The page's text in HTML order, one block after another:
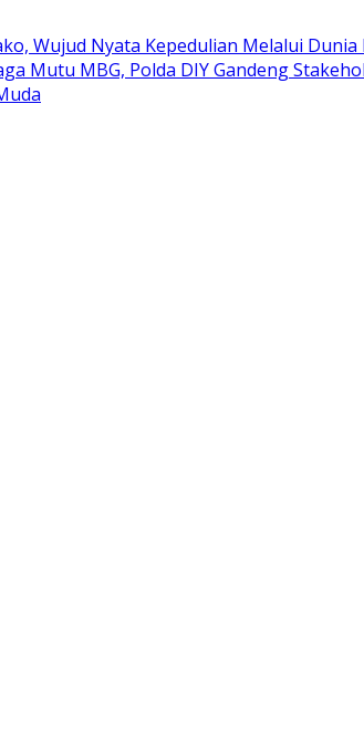
Wujud Nyata Kepedulian Melalui Dunia
Mutu MBG, Polda DIY Gandeng